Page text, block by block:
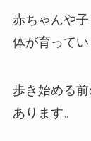
赤ちゃんや子
体が育ってい
歩き始める
あります。